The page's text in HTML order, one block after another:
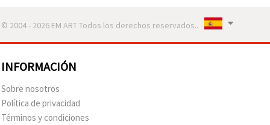
© 2004 - 2026 EM ART Todos los derechos reservados..
INFORMACIÓN
Sobre nosotros
Política de privacidad
Términos y condiciones